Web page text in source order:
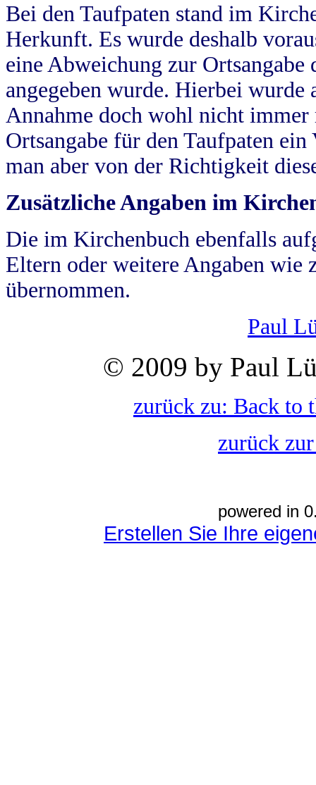
Bei den Taufpaten stand im
Herkunft. Es wurde deshalb
eine Abweichung zur
angegeben wurde. Hierbei wurde
Annahme doch wohl nicht
Ortsangabe für den Taufpaten
man aber von der Richtigkeit
Zusätzliche Angaben im
Die im Kirchenbuch ebenfalls
Eltern oder weitere Angaben wie
übernommen.
Paul
© 2009 by Paul
zurück zu: Back to
zurück
powered in
Erstellen Sie Ihre